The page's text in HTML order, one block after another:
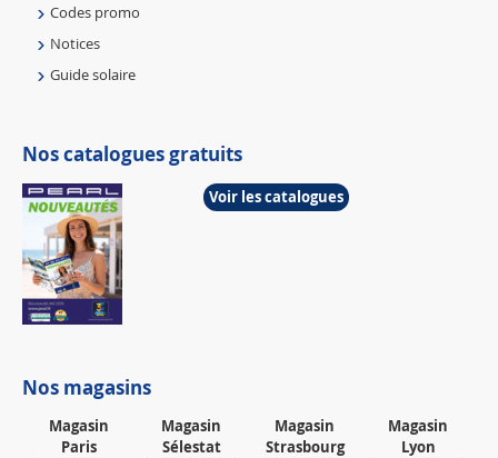
Codes promo
Notices
Guide solaire
Nos catalogues gratuits
Voir les catalogues
Nos magasins
Magasin
Paris
Magasin
Sélestat
Magasin
Strasbourg
Magasin
Lyon